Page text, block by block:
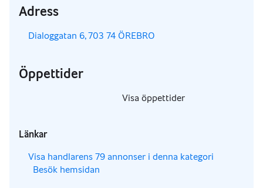
Adress
Dialoggatan 6, 703 74 ÖREBRO
Öppettider
Visa öppettider
Länkar
Visa handlarens 79 annonser i denna kategori
Besök hemsidan